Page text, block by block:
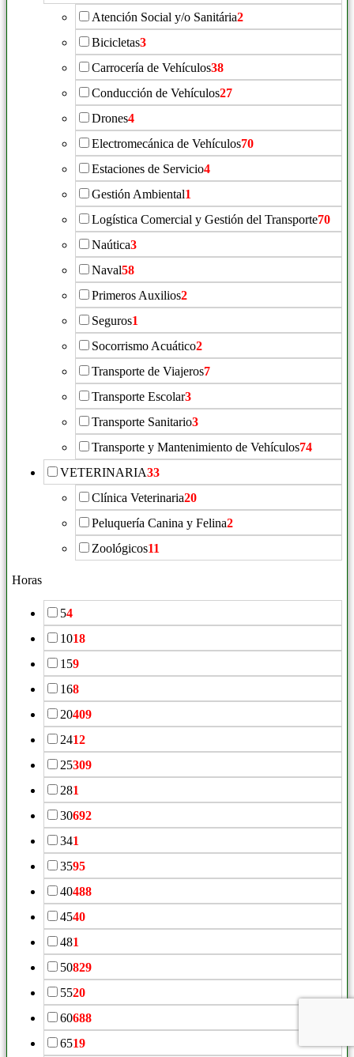
Atención Social y/o Sanitária2
Bicicletas3
Carrocería de Vehículos38
Conducción de Vehículos27
Drones4
Electromecánica de Vehículos70
Estaciones de Servicio4
Gestión Ambiental1
Logística Comercial y Gestión del Transporte70
Naútica3
Naval58
Primeros Auxilios2
Seguros1
Socorrismo Acuático2
Transporte de Viajeros7
Transporte Escolar3
Transporte Sanitario3
Transporte y Mantenimiento de Vehículos74
VETERINARIA33
Clínica Veterinaria20
Peluquería Canina y Felina2
Zoológicos11
Horas
54
1018
159
168
20409
2412
25309
281
30692
341
3595
40488
4540
481
50829
5520
60688
6519